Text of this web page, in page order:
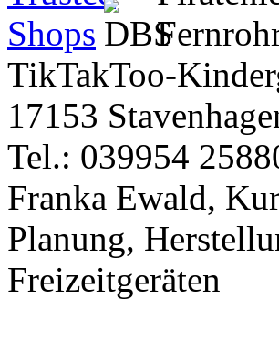
TikTakToo-
17153
Tel.: 039954
Franka Ewald,
Planung,
Freizeitgeräten